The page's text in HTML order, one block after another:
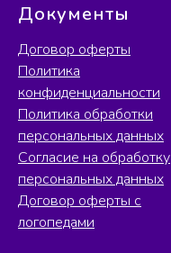
Документы
Договор оферты
Политика
конфиденциальности
Политика обработки
персональных данных
Согласие на обработку
персональных данных
Договор оферты с
логопедами